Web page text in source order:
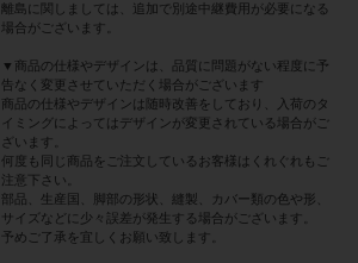
離島に関しましては、追加で別途中継費用が必要になる
場合がございます。
▼商品の仕様やデザインは、品質に問題がない程度に予
告なく変更させていただく場合がございます
商品の仕様やデザインは随時改善をしており、入荷のタ
イミングによってはデザインが変更されている場合がご
ざいます。
何度も同じ商品をご注文しているお客様はくれぐれもご
注意下さい。
部品、生産国、脚部の形状、縫製、カバー類の色や形、
サイズなどに少々誤差が発生する場合がございます。
予めご了承を宜しくお願い致します。